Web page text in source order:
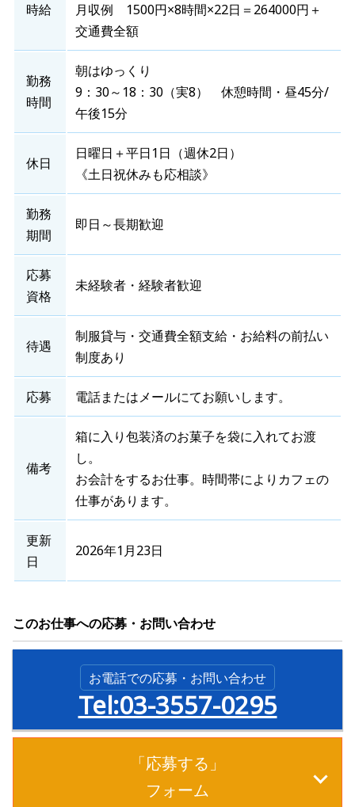
時給
月収例 1500円×8時間×22日＝264000円＋
交通費全額
勤務
時間
朝はゆっくり
9：30～18：30（実8） 休憩時間・昼45分/
午後15分
休日
日曜日＋平日1日（週休2日）
《土日祝休みも応相談》
勤務
期間
即日～長期歓迎
応募
資格
未経験者・経験者歓迎
待遇
制服貸与・交通費全額支給・お給料の前払い
制度あり
応募 電話またはメールにてお願いします。
備考
箱に入り包装済のお菓子を袋に入れてお渡
し。
お会計をするお仕事。時間帯によりカフェの
仕事があります。
更新
日
2026年1月23日
このお仕事への応募・お問い合わせ
お電話での応募・お問い合わせ
Tel:03-3557-0295
「応募する」
フォーム